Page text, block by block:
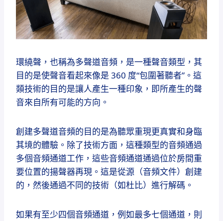
環繞聲，也稱為多聲道音頻，是一種聲音類型，其
目的是使聲音看起來像是 360 度“包圍著聽者”。 這
類技術的目的是讓人產生一種印象，即所產生的聲
音來自所有可能的方向。
創建多聲道音頻的目的是為聽眾重現更真實和身臨
其境的體驗。 除了技術方面，這種類型的音頻通過
多個音頻通道工作，這些音頻通道通過位於房間重
要位置的揚聲器再現。 這是從源（音頻文件）創建
的，然後通過不同的技術（如杜比）進行解碼。
如果有至少四個音頻通道，例如最多七個通道，則